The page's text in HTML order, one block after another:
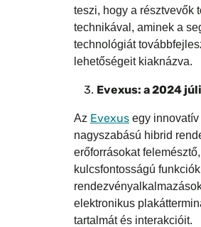
teszi, hogy a résztvevők
technikával, aminek a
technológiát
lehetőségeit kiaknázva.
Evexus: a 2024
Az Evexus egy
nagyszabású hibrid
erőforrásokat
kulcsfontosságú
elektronikus
tartalmát és interakcióit.